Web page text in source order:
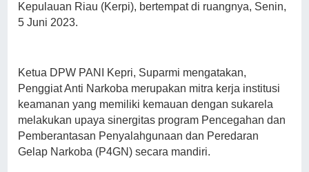
Kepulauan Riau (Kerpi), bertempat di ruangnya, Senin,
5 Juni 2023.
Ketua DPW PANI Kepri, Suparmi mengatakan,
Penggiat Anti Narkoba merupakan mitra kerja institusi
keamanan yang memiliki kemauan dengan sukarela
melakukan upaya sinergitas program Pencegahan dan
Pemberantasan Penyalahgunaan dan Peredaran
Gelap Narkoba (P4GN) secara mandiri.